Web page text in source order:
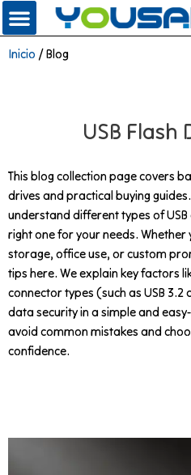
Inicio / Blog
USB Flash
This blog collection page covers
drives and practical buying
understand different types of
right one for your needs.
storage, office use, or custom
tips here. We explain key factors
connector types (such as USB
data security in a simple and
avoid common mistakes and
confidence.